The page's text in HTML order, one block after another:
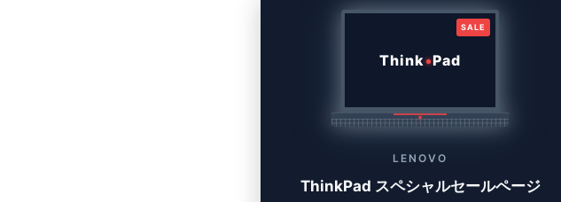
Think Pad
SALE
LENOVO
ThinkPad スペシャルセールページ